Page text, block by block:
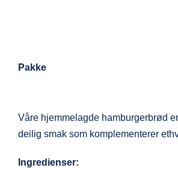
Pakke
Våre hjemmelagde hamburgerbrød
deilig smak som komplementerer
Ingredienser: